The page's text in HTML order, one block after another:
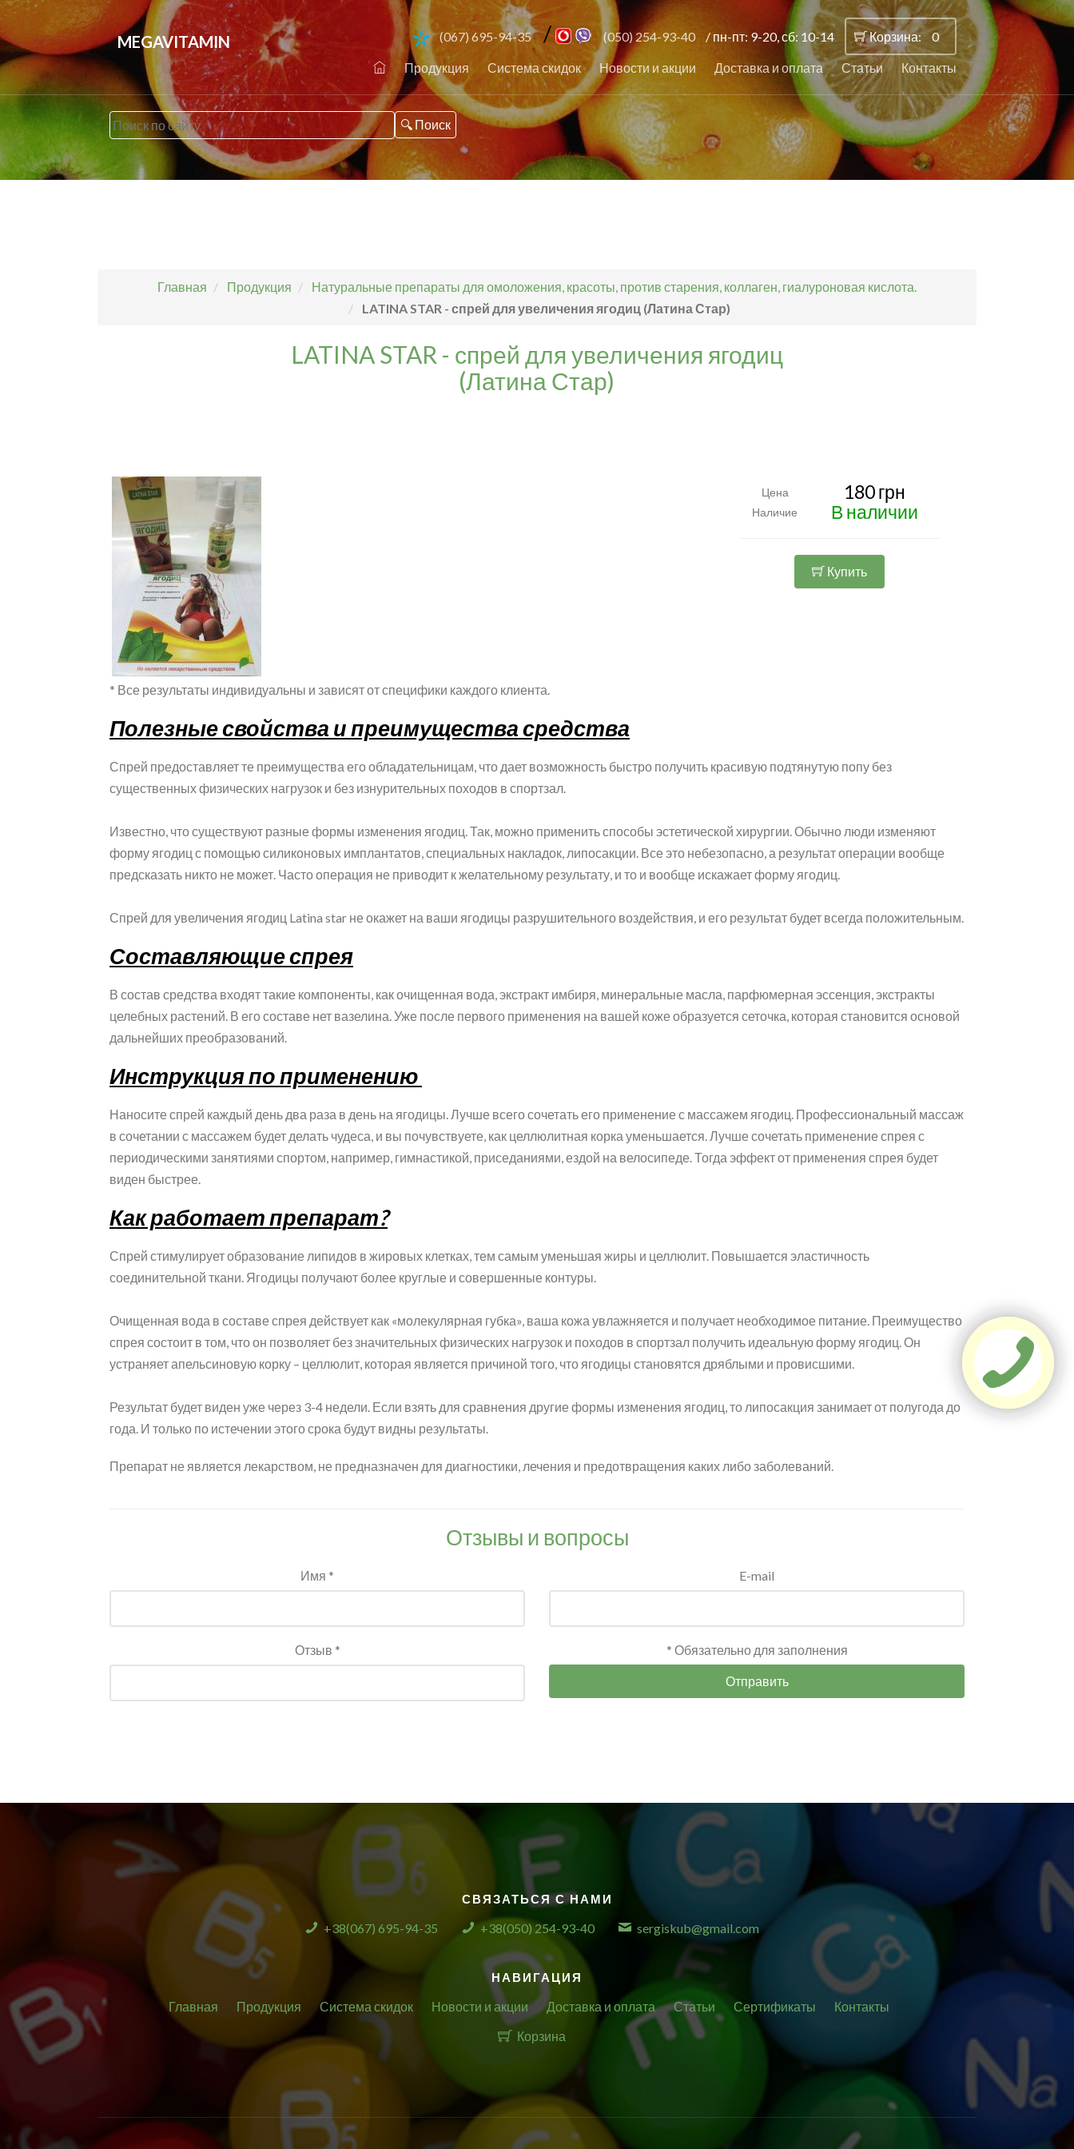
MEGAVITAMIN (067) 695-94-35 / (050) 254-93-40 / пн-пт: 9-20, сб: 10-14 Корзина: 0
Продукция Система скидок Новости и акции Доставка и оплата Статьи Контакты
Главная Продукция
Натуральные препараты для омоложения, красоты, против старения, коллаген, гиалуроновая кислота.
LATINA STAR - спрей для увеличения ягодиц (Латина Стар)
LATINA STAR - спрей для увеличения ягодиц
(Латина Стар)
Цена 180 грн
Наличие В наличии
Купить
* Все результаты индивидуальны и зависят от специфики каждого клиента.
Полезные свойства и преимущества средства
Спрей предоставляет те преимущества его обладательницам, что дает возможность быстро получить красивую подтянутую попу без
существенных физических нагрузок и без изнурительных походов в спортзал.
Известно, что существуют разные формы изменения ягодиц. Так, можно применить способы эстетической хирургии. Обычно люди изменяют
форму ягодиц с помощью силиконовых имплантатов, специальных накладок, липосакции. Все это небезопасно, а результат операции вообще
предсказать никто не может. Часто операция не приводит к желательному результату, и то и вообще искажает форму ягодиц.
Спрей для увеличения ягодиц Latina star не окажет на ваши ягодицы разрушительного воздействия, и его результат будет всегда положительным.
Составляющие спрея
В состав средства входят такие компоненты, как очищенная вода, экстракт имбиря, минеральные масла, парфюмерная эссенция, экстракты
целебных растений. В его составе нет вазелина. Уже после первого применения на вашей коже образуется сеточка, которая становится основой
дальнейших преобразований.
Инструкция по применению
Наносите спрей каждый день два раза в день на ягодицы. Лучше всего сочетать его применение с массажем ягодиц. Профессиональный массаж
в сочетании с массажем будет делать чудеса, и вы почувствуете, как целлюлитная корка уменьшается. Лучше сочетать применение спрея с
периодическими занятиями спортом, например, гимнастикой, приседаниями, ездой на велосипеде. Тогда эффект от применения спрея будет
виден быстрее.
Как работает препарат?
Спрей стимулирует образование липидов в жировых клетках, тем самым уменьшая жиры и целлюлит. Повышается эластичность
соединительной ткани. Ягодицы получают более круглые и совершенные контуры.
Очищенная вода в составе спрея действует как «молекулярная губка», ваша кожа увлажняется и получает необходимое питание. Преимущество
спрея состоит в том, что он позволяет без значительных физических нагрузок и походов в спортзал получить идеальную форму ягодиц. Он
устраняет апельсиновую корку – целлюлит, которая является причиной того, что ягодицы становятся дряблыми и провисшими.
Результат будет виден уже через 3-4 недели. Если взять для сравнения другие формы изменения ягодиц, то липосакция занимает от полугода до
года. И только по истечении этого срока будут видны результаты.
Препарат не является лекарством, не предназначен для диагностики, лечения и предотвращения каких либо заболеваний.
Отзывы и вопросы
Имя * E-mail
Отзыв * * Обязательно для заполнения
Отправить
СВЯЗАТЬСЯ С НАМИ
+38(067) 695-94-35 +38(050) 254-93-40 sergiskub@gmail.com
НАВИГАЦИЯ
Главная Продукция Система скидок Новости и акции Доставка и оплата Статьи Сертификаты
Контакты
Корзина